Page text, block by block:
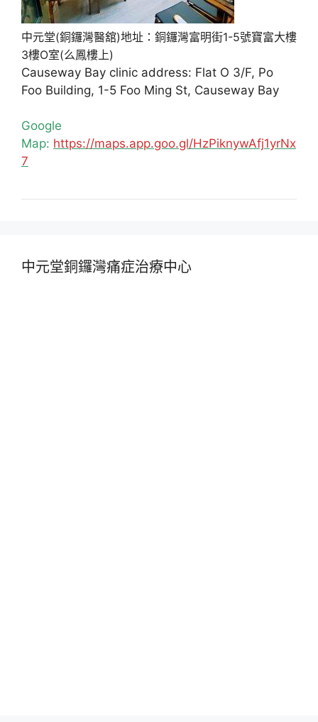
中元堂(銅鑼灣醫舘)地址：銅鑼灣富明街1-5號寶富大樓
3樓O室(么鳳樓上)
Causeway Bay clinic address: Flat O 3/F, Po
Foo Building, 1-5 Foo Ming St, Causeway Bay
Google
Map: https://maps.app.goo.gl/HzPiknywAfj1yrNx
7
中元堂銅鑼灣痛症治療中心